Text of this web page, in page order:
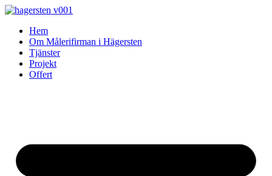
Skip
contentHem
Om Målerifirman i Hägersten
Tjänster
Projekt
Offert